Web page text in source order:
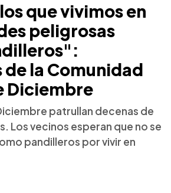
que vivimos en
peligrosas
la Comunidad
Diciembre
patrullan decenas de
Los vecinos esperan que no se
pandilleros por vivir en